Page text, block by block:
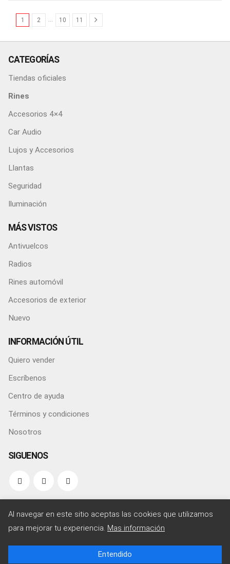
1 2 … 10 11
CATEGORÍAS
Tiendas oficiales
Rines
Accesorios 4×4
Car Audio
Lujos y Accesorios
Llantas
Seguridad
Iluminación
MÁS VISTOS
Antivuelcos
Radios
Rines automóvil
Accesorios de exterior
Nuevo
INFORMACIÓN ÚTIL
Quiero vender
Escríbenos
Centro de ayuda
Términos y condiciones
Nosotros
SIGUENOS
diseñado por #wopulatam
Al navegar en este sitio aceptas las cookies que utilizamos
para mejorar tu experiencia. Mas información
Entendido